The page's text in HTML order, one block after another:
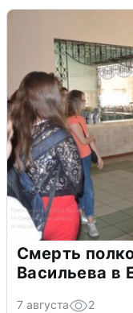
Смерть
Васильева в
7 августа 2